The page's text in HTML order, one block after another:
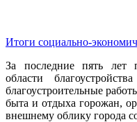
Итоги социально-
За последние пять лет
области
благоустроительные
быта и отдыха горожан,
внешнему облику города